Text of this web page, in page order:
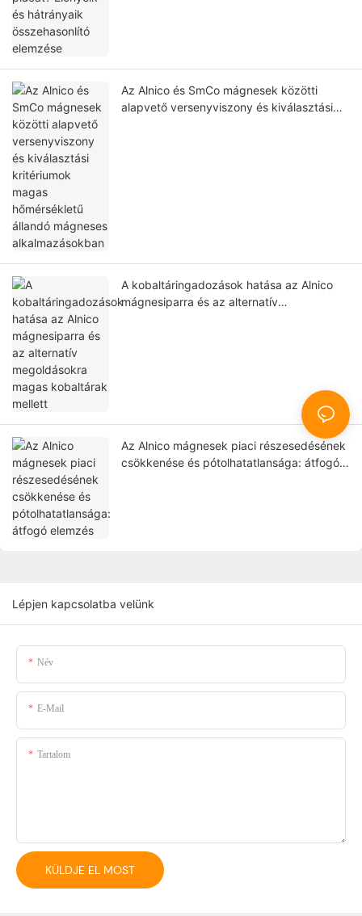
Az Alnico és SmCo mágnesek közötti
alapvető versenyviszony és kiválasztási
A kobaltáringadozások hatása az Alnico
mágnesiparra és az alternatív
Az Alnico mágnesek piaci részesedésének
csökkenése és pótolhatatlansága: átfogó
Lépjen kapcsolatba velünk
Név
E-Mail
Tartalom
KÜLDJE EL MOST